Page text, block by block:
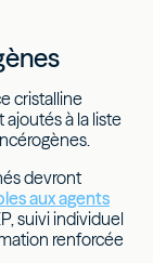
cristalline
à la liste
devront
aux agents
suivi individuel
renforcée